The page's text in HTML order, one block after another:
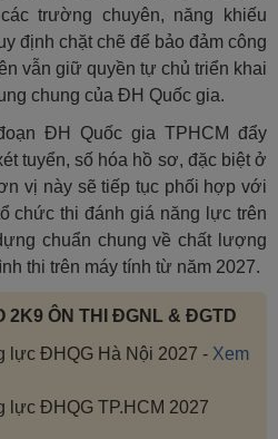
trường chuyên, năng khiếu
định chặt chẽ để bảo đảm công
vẫn giữ quyền tự chủ triển khai
chung của ĐH Quốc gia.
ĐH Quốc gia TPHCM đẩy
tuyển, số hóa hồ sơ, đặc biệt ở
vị này sẽ tiếp tục phối hợp với
chức thi đánh giá năng lực trên
chuẩn chung về chất lượng
thi trên máy tính từ năm 2027.
2K9 ÔN THI ĐGNL & ĐGTD
lực ĐHQG Hà Nội 2027 - Xem
lực ĐHQG TP.HCM 2027